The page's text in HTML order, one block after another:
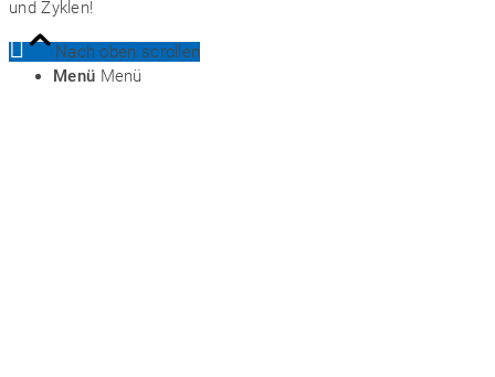
Menü Menü
und Zyklen!
Nach oben scrollen